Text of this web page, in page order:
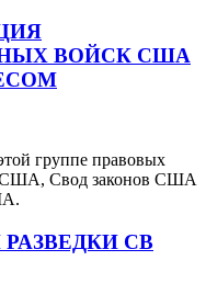
ВОЙСК США
группе правовых
США, Свод законов США
СВ